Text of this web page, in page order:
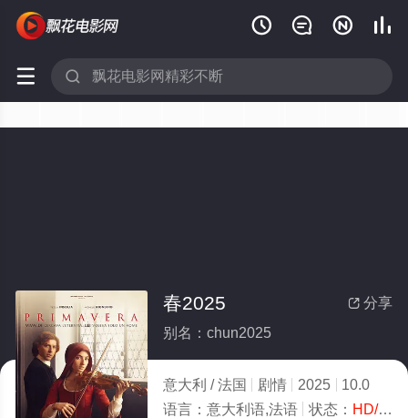
   
 
 分享
春2025
别名：chun2025
意大利 / 法国 剧情 2025
10.0
语言： 意大利语,法语 状态： HD/高清